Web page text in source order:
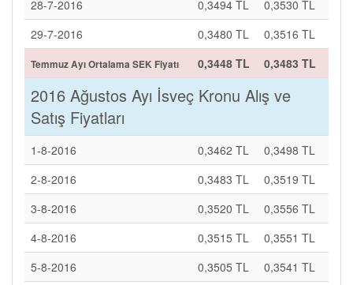
28-7-2016
0,3494 TL
0,3530 TL
29-7-2016
0,3480 TL 0,3516 TL
Temmuz Ayı Ortalama SEK Fiyatı 0,3448 TL 0,3483 TL
2016 Ağustos Ayı İsveç Kronu Alış ve
Satış Fiyatları
1-8-2016 0,3462 TL
0,3498 TL
2-8-2016
0,3483 TL
0,3519 TL
3-8-2016
0,3520 TL
0,3556 TL
4-8-2016
0,3515 TL
0,3551 TL
5-8-2016
0,3505 TL
0,3541 TL